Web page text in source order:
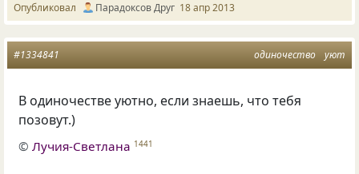
Опубликовал Парадоксов Друг 18 апр 2013
одиночество уют
#1334841
В одиночестве уютно, если знаешь, что тебя
позовут.)
©Лучия-Светлана 1441